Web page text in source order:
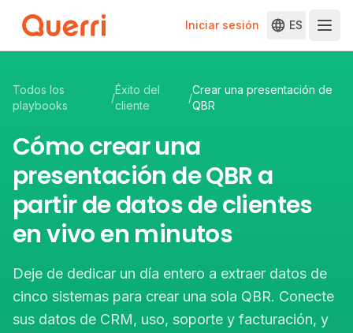
Iniciar sesión ES
Todos los
playbooks
/
Éxito del
cliente
/
Crear una presentación de
QBR
Cómo crear una
presentación de QBR a
partir de datos de clientes
en vivo en minutos
Deje de dedicar un día entero a extraer datos de
cinco sistemas para crear una sola QBR. Conecte
sus datos de CRM, uso, soporte y facturación, y